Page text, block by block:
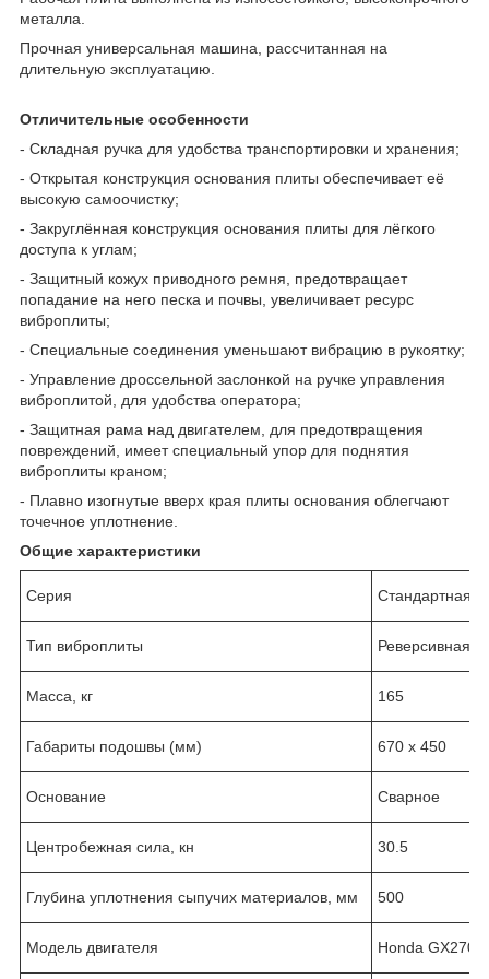
металла.
Прочная универсальная машина, рассчитанная на
длительную эксплуатацию.
Отличительные особенности
- Складная ручка для удобства транспортировки и хранения;
- Открытая конструкция основания плиты обеспечивает её
высокую самоочистку;
- Закруглённая конструкция основания плиты для лёгкого
доступа к углам;
- Защитный кожух приводного ремня, предотвращает
попадание на него песка и почвы, увеличивает ресурс
виброплиты;
- Специальные соединения уменьшают вибрацию в рукоятку;
- Управление дроссельной заслонкой на ручке управления
виброплитой, для удобства оператора;
- Защитная рама над двигателем, для предотвращения
повреждений, имеет специальный упор для поднятия
виброплиты краном;
- Плавно изогнутые вверх края плиты основания облегчают
точечное уплотнение.
Общие характеристики
Серия Стандартная
Тип виброплиты Реверсивная
Масса, кг 165
Габариты подошвы (мм) 670 х 450
Основание Сварное
Центробежная сила, кн 30.5
Глубина уплотнения сыпучих материалов, мм 500
Модель двигателя Honda GX270